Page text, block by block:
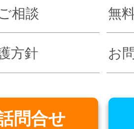
相談 無
方針 お
問合せ